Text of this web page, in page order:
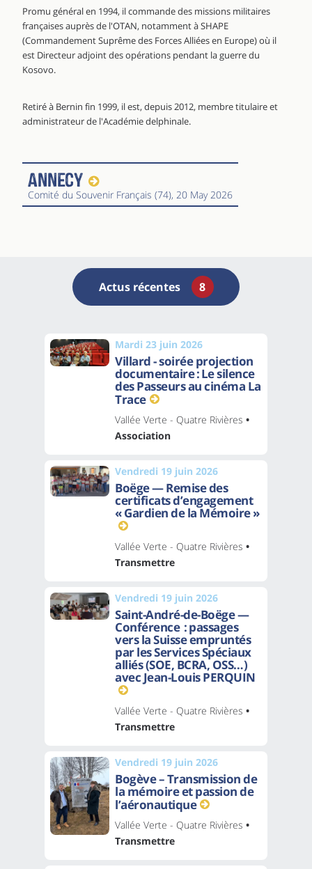
Promu général en 1994, il commande des missions militaires
françaises auprès de l'OTAN, notamment à SHAPE
(Commandement Suprême des Forces Alliées en Europe) où il
est Directeur adjoint des opérations pendant la guerre du
Kosovo.
Retiré à Bernin fin 1999, il est, depuis 2012, membre titulaire et
administrateur de l'Académie delphinale.
Annecy
Comité du Souvenir Français (74), 20 May 2026
Actus récentes 8
Mardi 23 juin 2026
Villard - soirée projection
documentaire : Le silence
des Passeurs au cinéma La
Trace
Vallée Verte - Quatre Rivières •
Association
Vendredi 19 juin 2026
Boëge — Remise des
certificats d’engagement
« Gardien de la Mémoire »
Vallée Verte - Quatre Rivières •
Transmettre
Vendredi 19 juin 2026
Saint-André-de-Boëge —
Conférence : passages
vers la Suisse empruntés
par les Services Spéciaux
alliés (SOE, BCRA, OSS…)
avec Jean-Louis PERQUIN
Vallée Verte - Quatre Rivières •
Transmettre
Vendredi 19 juin 2026
Bogève – Transmission de
la mémoire et passion de
l’aéronautique
Vallée Verte - Quatre Rivières •
Transmettre